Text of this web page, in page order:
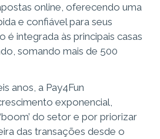
online, oferecendo uma
e confiável para seus
é integrada às principais casas
somando mais de 500
anos, a Pay4Fun
exponencial,
do setor e por priorizar
das transações desde o